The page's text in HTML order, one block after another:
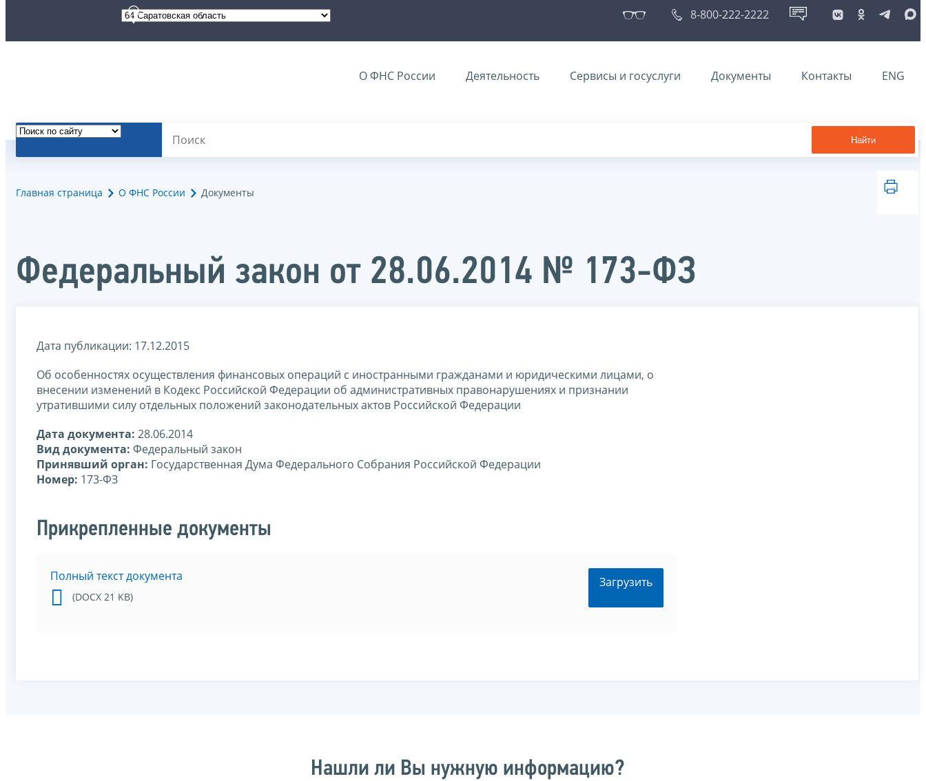
8-800-222-2222
О ФНС России Деятельность Сервисы и госуслуги Документы Контакты ENG
Найти
Главная страница О ФНС России Документы
Федеральный закон от 28.06.2014 № 173-ФЗ
Дата публикации: 17.12.2015
Об особенностях осуществления финансовых операций с иностранными гражданами и юридическими лицами, о
внесении изменений в Кодекс Российской Федерации об административных правонарушениях и признании
утратившими силу отдельных положений законодательных актов Российской Федерации
Дата документа: 28.06.2014
Вид документа: Федеральный закон
Принявший орган: Государственная Дума Федерального Собрания Российской Федерации
Номер: 173-ФЗ
Прикрепленные документы
Полный текст документа
(DOCX 21 KB)
Загрузить
Нашли ли Вы нужную информацию?